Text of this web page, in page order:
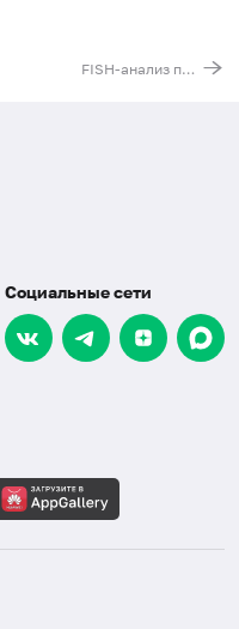
FISH-анализ перестроек IGH гена
Социальные сети